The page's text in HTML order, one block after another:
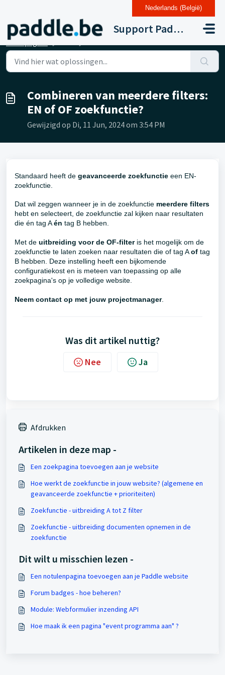
Doorgaan naar hoofdinhoud
Support Paddle Drupal 11
Startpagina
Combineren van meerdere filters:
EN of OF zoekfunctie?
Gewijzigd op Di, 11 Jun, 2024 om 3:54 PM
Standaard heeft de geavanceerde zoekfunctie een EN-
zoekfunctie.
Dat wil zeggen wanneer je in de zoekfunctie meerdere filters
hebt en selecteert, de zoekfunctie zal kijken naar resultaten
die én tag Aén tag B hebben.
Met de uitbreiding voor de OF-filteris het mogelijk om de
zoekfunctie te laten zoeken naar resultaten die of tag Aof tag
B hebben. Deze instelling heeft een bijkomende
configuratiekost en is meteen van toepassing op alle
zoekpagina's op je volledige website.
Neem contact op met jouw projectmanager.
Was dit artikel nuttig?
Nee Ja
Afdrukken
Artikelen in deze map -
Een zoekpagina toevoegen aan je website
Hoe werkt de zoekfunctie in jouw website? (algemene en
geavanceerde zoekfunctie + prioriteiten)
Zoekfunctie - uitbreiding A tot Z filter
Zoekfunctie - uitbreiding documenten opnemen in de
zoekfunctie
Dit wilt u misschien lezen -
Een notulenpagina toevoegen aan je Paddle website
Forum badges - hoe beheren?
Module: Webformulier inzending API
Hoe maak ik een pagina "event programma aan" ?
Nederlands (België)